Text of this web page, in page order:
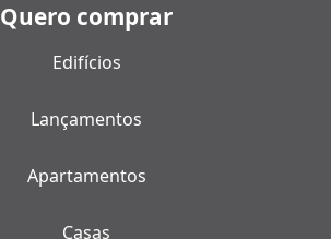
Quero comprar
Edifícios
Lançamentos
Apartamentos
Casas